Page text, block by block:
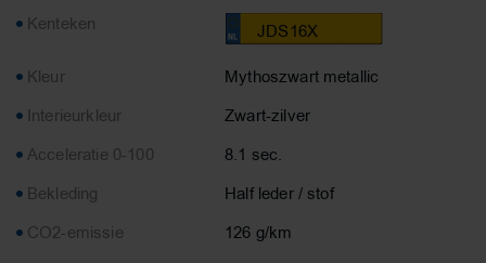
Kenteken
JDS16X
Kleur
Mythoszwart metallic
Interieurkleur
Zwart-zilver
Acceleratie 0-100
8.1 sec.
Bekleding
Half leder / stof
CO2-emissie
126 g/km